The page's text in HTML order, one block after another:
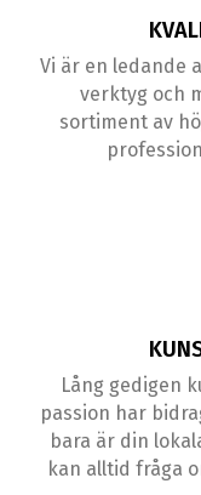
Vi är en ledande
verktyg och
sortiment av
Lång gedigen
passion har
bara är din
kan alltid fråga